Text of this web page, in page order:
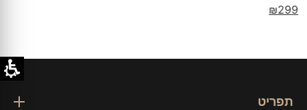
תפריט